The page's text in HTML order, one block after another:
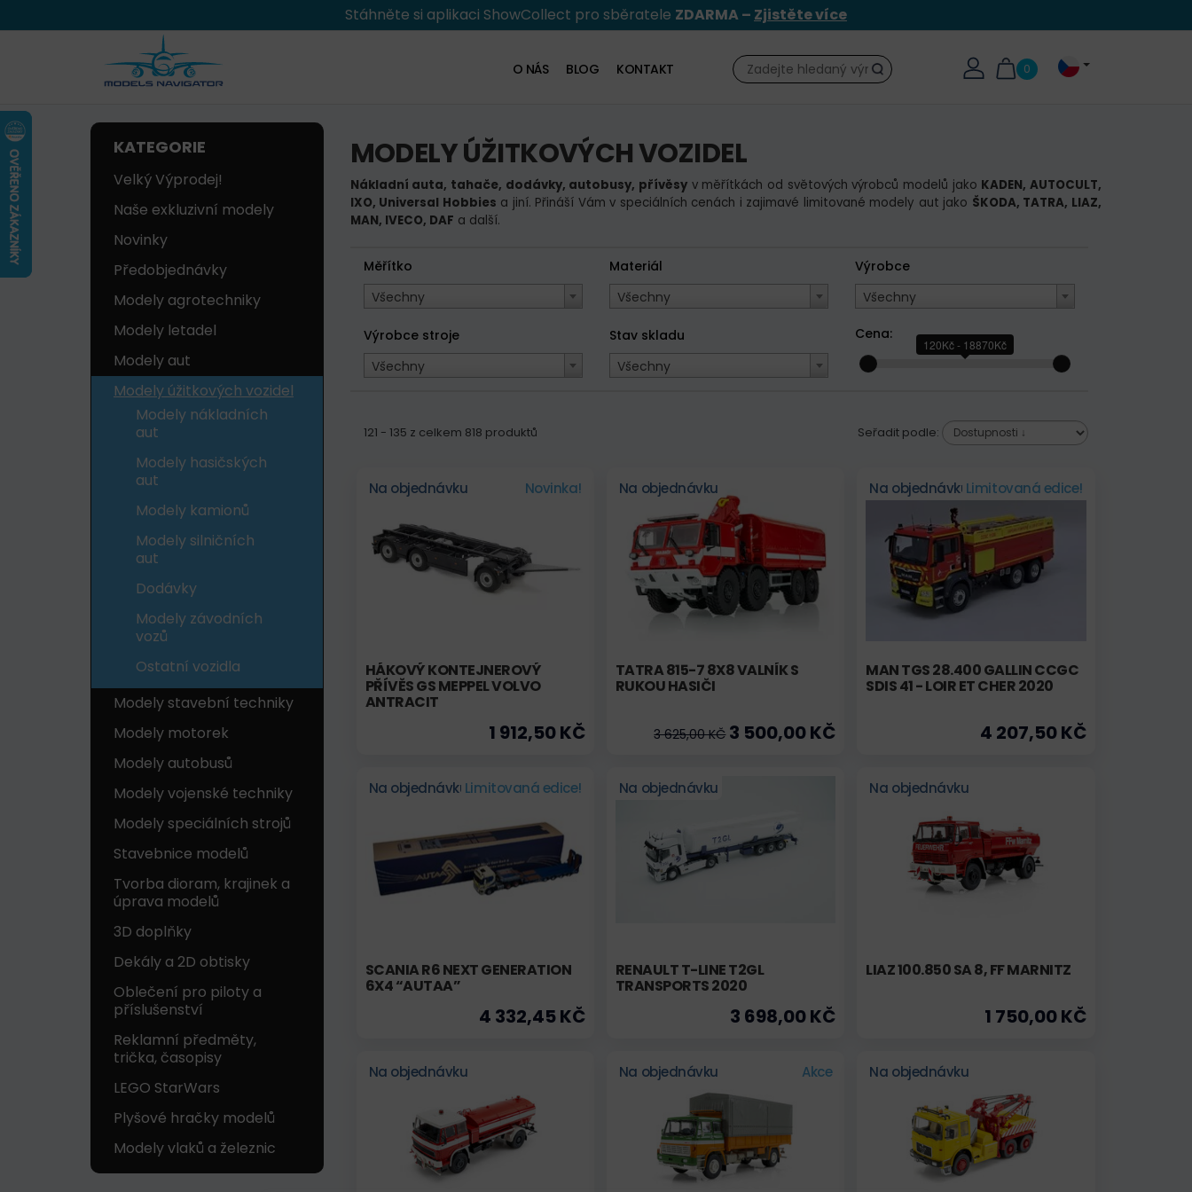
Stáhněte si aplikaci ShowCollect pro sběratele ZDARMA – Zjistěte více
0
Hledat
O NÁS BLOG KONTAKT
KATEGORIE
Velký Výprodej!
Naše exkluzivní modely
Novinky
Předobjednávky
Modely agrotechniky
Modely letadel
Modely aut
Modely úžitkových vozidel
Modely nákladních
aut
Modely hasičských
aut
Modely kamionů
Modely silničních
aut
Dodávky
Modely závodních
vozů
Ostatní vozidla
Modely stavební techniky
Modely motorek
Modely autobusů
Modely vojenské techniky
Modely speciálních strojů
Stavebnice modelů
Tvorba dioram, krajinek a
úprava modelů
3D doplňky
Dekály a 2D obtisky
Oblečení pro piloty a
příslušenství
Reklamní předměty,
trička, časopisy
LEGO StarWars
Plyšové hračky modelů
Modely vlaků a železnic
MODELY ÚŽITKOVÝCH VOZIDEL
Nákladní auta, tahače, dodávky, autobusy, přívěsyv měřítkách od světových výrobců modelů jako KADEN, AUTOCULT,
IXO, Universal Hobbies a jiní. Přináší Vám v speciálních cenách i zajimavé limitované modely aut jako ŠKODA, TATRA, LIAZ,
MAN, IVECO, DAF a další.
Měřítko
Všechny
Materiál
Všechny
Výrobce
Všechny
Výrobce stroje
Všechny
Stav skladu
Všechny
Cena:
120Kč - 18870Kč
121 - 135 z celkem 818 produktů Seřadit podle:
Na objednávku Novinka!
HÁKOVÝ KONTEJNEROVÝ
PŘÍVĚS GS MEPPEL VOLVO
ANTRACIT
1 912,50 KČ
Na objednávku
TATRA 815-7 8X8 VALNÍK S
RUKOU HASIČI
3 625,00 KČ3 500,00 KČ
Na objednávkuLimitovaná edice!
MAN TGS 28.400 GALLIN CCGC
SDIS 41 - LOIR ET CHER 2020
4 207,50 KČ
Na objednávkuLimitovaná edice!
SCANIA R6 NEXT GENERATION
6X4 “AUTAA”
4 332,45 KČ
Na objednávku
RENAULT T-LINE T2GL
TRANSPORTS 2020
3 698,00 KČ
Na objednávku
LIAZ 100.850 SA 8, FF MARNITZ
1 750,00 KČ
Na objednávku Na objednávku Akce Na objednávku